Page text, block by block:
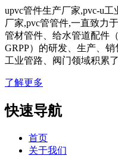
upvc管件生产厂家,pvc-u
厂家,pvc管管件,一直致力
管材管件、给水管道配件
GRPP）的研发、生产、
工业管路、阀门领域积累
了解更多
快速导航
首页
关于我们